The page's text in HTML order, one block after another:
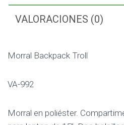
VALORACIONES (0)
Morral Backpack Troll
VA-992
Morral en poliéster.